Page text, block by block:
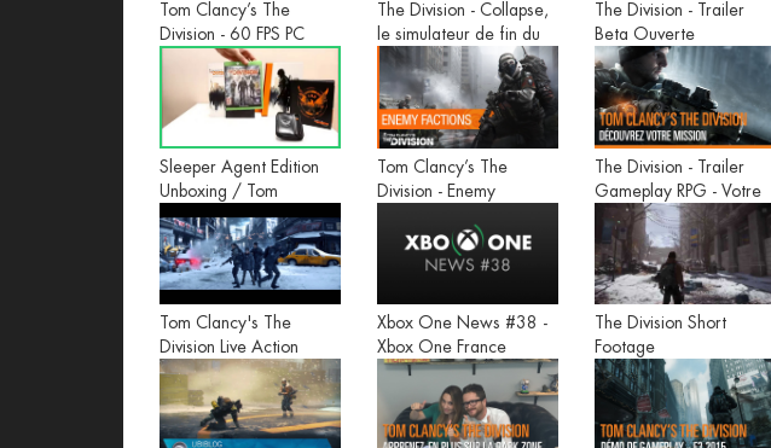
Tom Clancy’s The
Division - 60 FPS PC
Gameplay Trailer
[EUROPE]
The Division - Collapse,
le simulateur de fin du
Monde
The Division - Trailer
Beta Ouverte
Sleeper Agent Edition
Unboxing / Tom
Clancy's The Division
Tom Clancy’s The
Division - Enemy
The Division - Trailer
Gameplay RPG - Votre
mission
Tom Clancy's The
Division Live Action
Trailer - FR
Xbox One News #38 -
Xbox One France
The Division Short
Footage